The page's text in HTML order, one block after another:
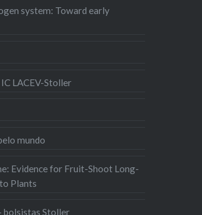
system: Toward early
LACEV-Stoller
mundo
Evidence for Fruit-Shoot Long-
Plants
bolsistas Stoller